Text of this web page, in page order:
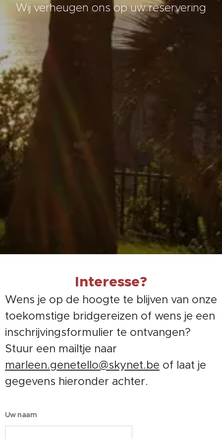
Wij verheugen ons op uw reservering
Interesse?
Wens je op de hoogte te blijven van onze
toekomstige bridgereizen of wens je een
inschrijvingsformulier te ontvangen?
Stuur een mailtje naar
marleen.genetello@skynet.be of laat je
gegevens hieronder achter.
Uw naam